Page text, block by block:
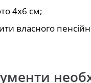
4х6 см;
власного